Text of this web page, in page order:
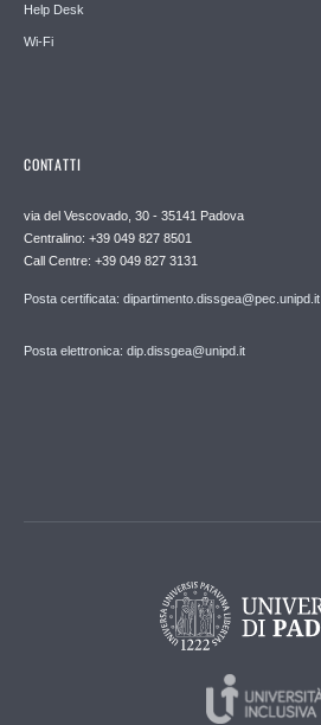
Help Desk
Wi-Fi
CONTATTI
via del Vescovado, 30 - 35141 Padova
Centralino: +39 049 827 8501
Call Centre: +39 049 827 3131
Posta certificata: dipartimento.dissgea@pec.unipd.it
Posta elettronica: dip.dissgea@unipd.it